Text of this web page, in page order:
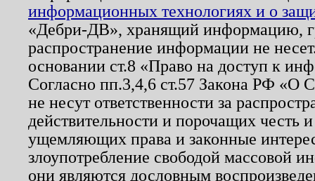
информационных технологиях и о
«Дебри-ДВ», хранящий информацию,
распространение информации не
основании ст.8 «Право на доступ к
Согласно пп.3,4,6 ст.57 Закона РФ «О
не несут ответственности за
действительности и порочащих честь
ущемляющих права и законные
злоупотребление свободой массовой
они являются дословным